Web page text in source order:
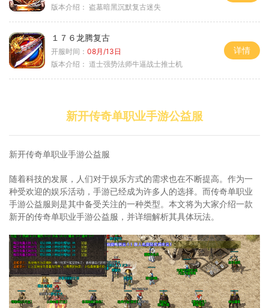
版本介绍： 盗墓暗黑沉默复古迷失
１７６龙腾复古
开服时间： 08月/13日
版本介绍： 道士强势法师牛逼战士推士机
详情
新开传奇单职业手游公益服
新开传奇单职业手游公益服
随着科技的发展，人们对于娱乐方式的需求也在不断提高。作为一
种受欢迎的娱乐活动，手游已经成为许多人的选择。而传奇单职业
手游公益服则是其中备受关注的一种类型。本文将为大家介绍一款
新开的传奇单职业手游公益服，并详细解析其具体玩法。